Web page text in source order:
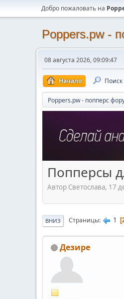
Добро пожаловать на
Poppers.pw -
08 августа 2026, 09:09:47
Начало Поиск
Poppers.pw - попперс
Попперсы
Автор Светослава, 17
ВНИЗ Страницы 1
Дезире